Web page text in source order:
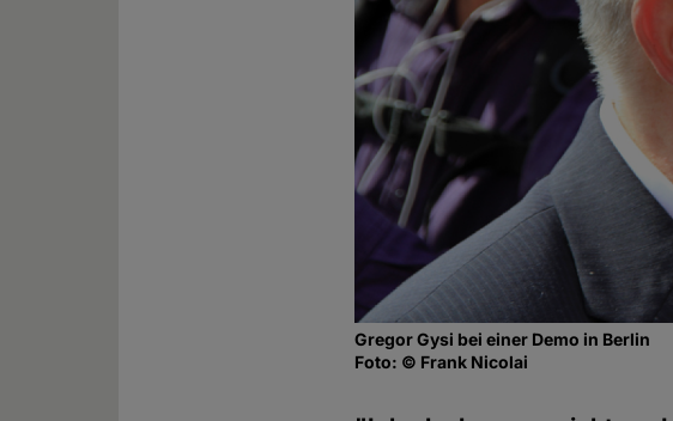
Gregor Gysi bei einer Demo in Berlin
Foto: © Frank Nicolai